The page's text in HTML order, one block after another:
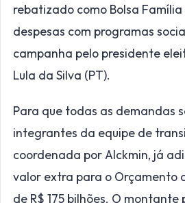
rebatizado como Bolsa Família
despesas com programas
campanha pelo presidente
Lula da Silva (PT).
Para que todas as demandas
integrantes da equipe de
coordenada por Alckmin, já
valor extra para o Orçamento
de R$ 175 bilhões. O montante